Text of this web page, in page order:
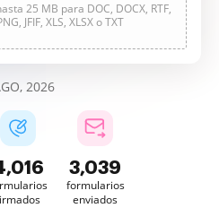
25 MB para DOC, DOCX, RTF,
JFIF, XLS, XLSX o TXT
2026
3,039
formularios
enviados